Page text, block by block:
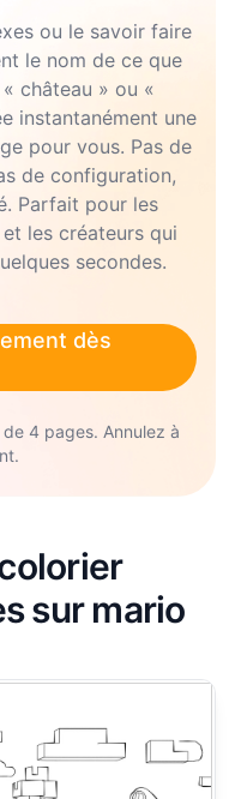
ou le savoir faire
le nom de ce que
château » ou «
instantanément une
pour vous. Pas de
de configuration,
Parfait pour les
les créateurs qui
secondes.
dès
4 pages. Annulez à
sur mario